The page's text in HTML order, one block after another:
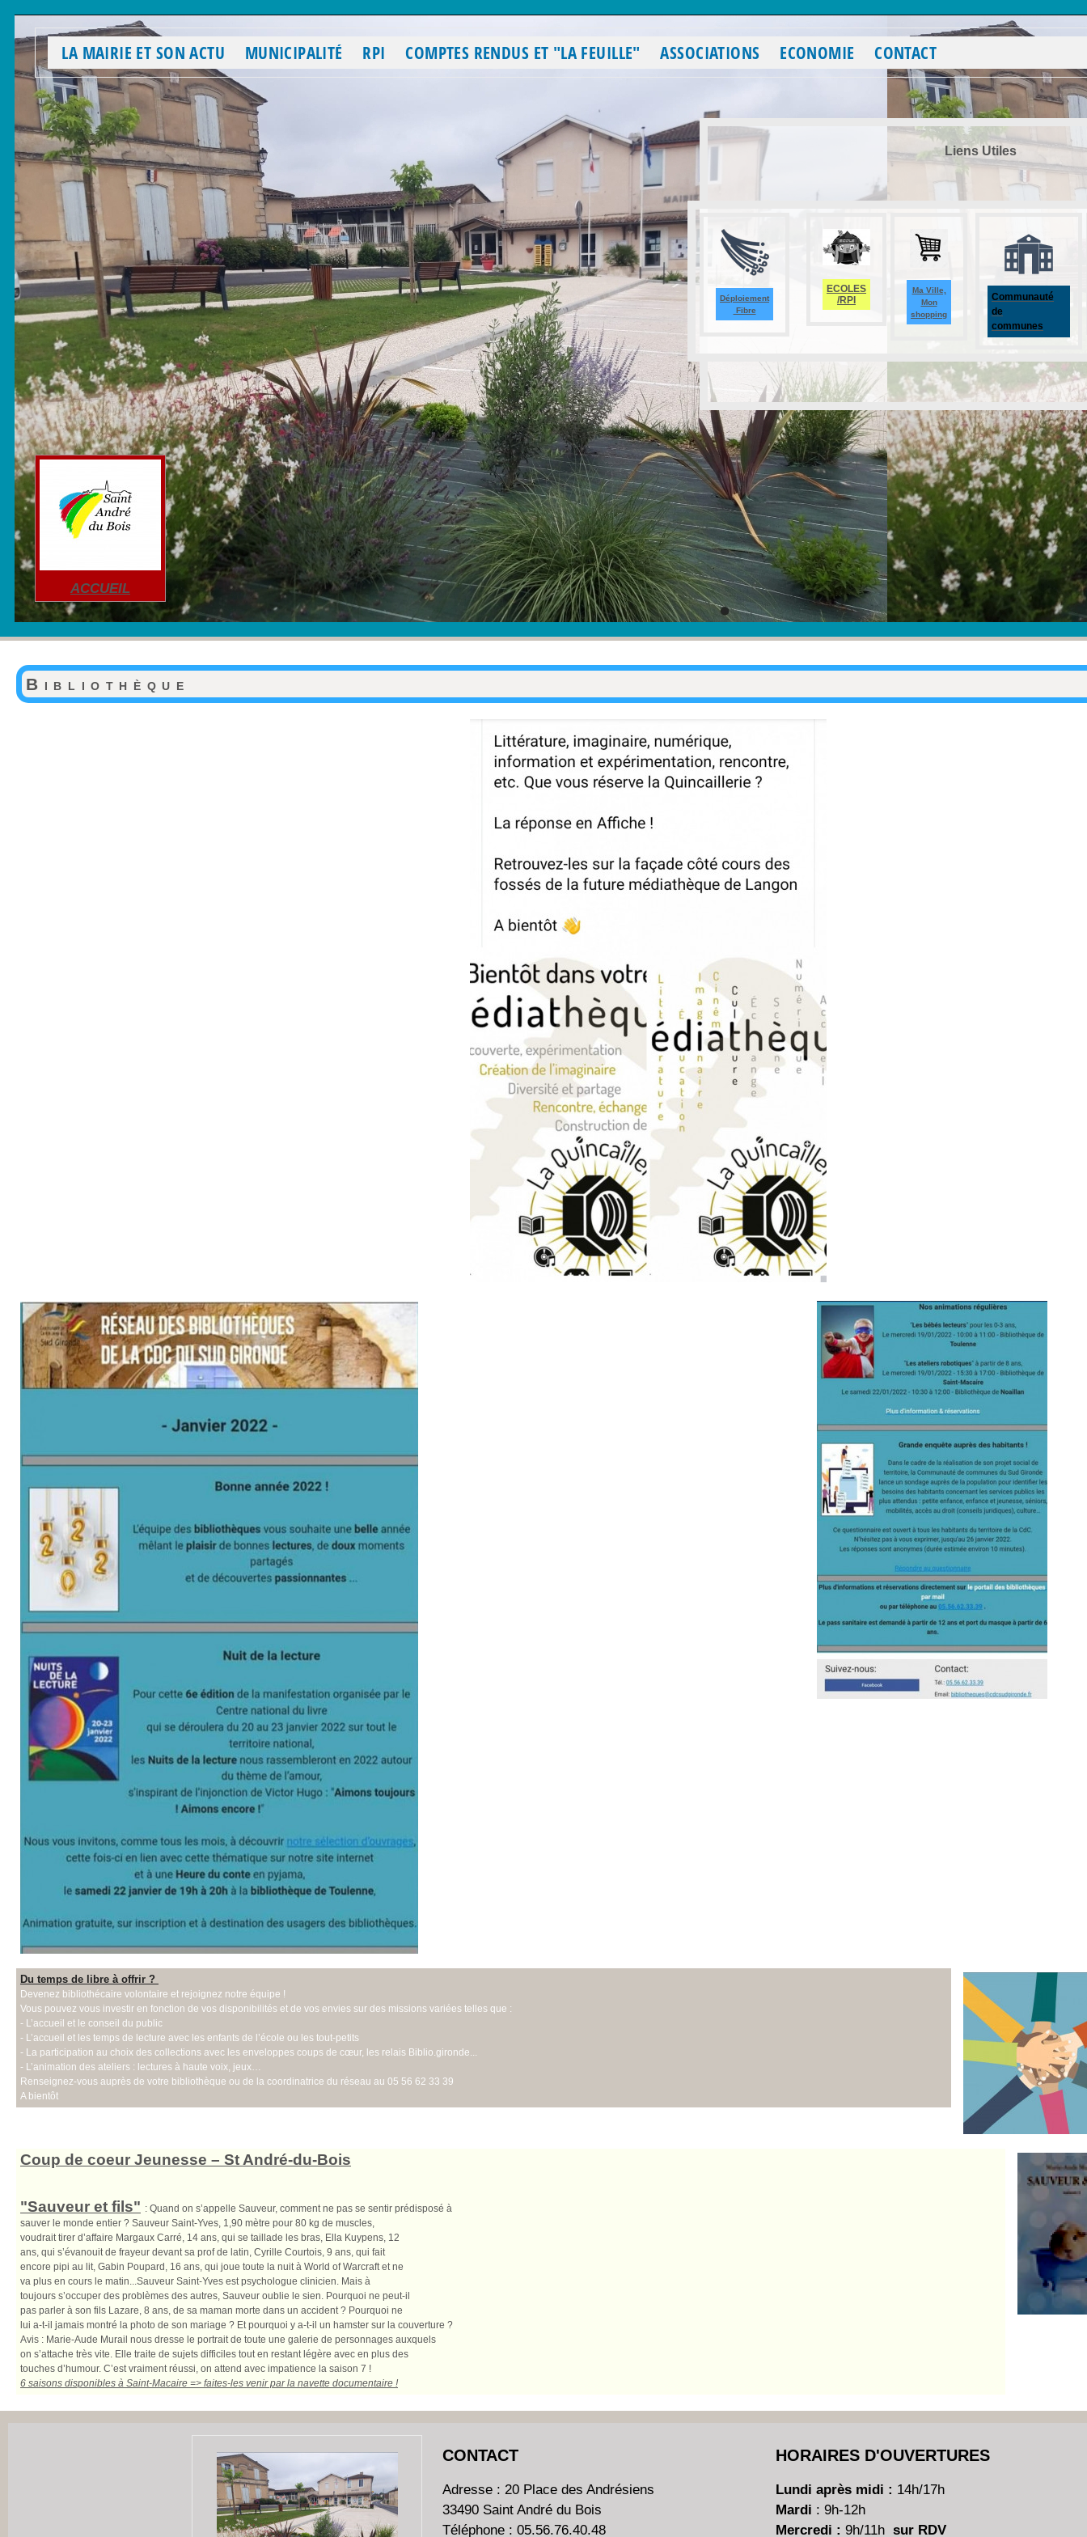
LA MAIRIE ET SON ACTU MUNICIPALITÉ RPI COMPTES RENDUS ET "LA FEUILLE" ASSOCIATIONS ECONOMIE CONTACT
Liens Utiles
Déploiement
Fibre
ECOLES
/RPI
Ma Ville,
Mon
shopping
Communauté
de
communes
ACCUEIL
Bibliothèque
Du temps de libre à offrir ?
Devenez bibliothécaire volontaire et rejoignez notre équipe !
Vous pouvez vous investir en fonction de vos disponibilités et de vos envies sur des missions variées telles que :
- L’accueil et le conseil du public
- L’accueil et les temps de lecture avec les enfants de l’école ou les tout-petits
- La participation au choix des collections avec les enveloppes coups de cœur, les relais Biblio.gironde...
- L’animation des ateliers : lectures à haute voix, jeux…
Renseignez-vous auprès de votre bibliothèque ou de la coordinatrice du réseau au 05 56 62 33 39
A bientôt
Coup de coeur Jeunesse – St André-du-Bois
"Sauveur et fils" : Quand on s’appelle Sauveur, comment ne pas se sentir prédisposé à
sauver le monde entier ? Sauveur Saint-Yves, 1,90 mètre pour 80 kg de muscles,
voudrait tirer d’affaire Margaux Carré, 14 ans, qui se taillade les bras, Ella Kuypens, 12
ans, qui s’évanouit de frayeur devant sa prof de latin, Cyrille Courtois, 9 ans, qui fait
encore pipi au lit, Gabin Poupard, 16 ans, qui joue toute la nuit à World of Warcraft et ne
va plus en cours le matin...Sauveur Saint-Yves est psychologue clinicien. Mais à
toujours s’occuper des problèmes des autres, Sauveur oublie le sien. Pourquoi ne peut-il
pas parler à son fils Lazare, 8 ans, de sa maman morte dans un accident ? Pourquoi ne
lui a-t-il jamais montré la photo de son mariage ? Et pourquoi y a-t-il un hamster sur la couverture ?
Avis : Marie-Aude Murail nous dresse le portrait de toute une galerie de personnages auxquels
on s’attache très vite. Elle traite de sujets difficiles tout en restant légère avec en plus des
touches d’humour. C’est vraiment réussi, on attend avec impatience la saison 7 !
6 saisons disponibles à Saint-Macaire => faites-les venir par la navette documentaire !
CONTACT HORAIRES D'OUVERTURES
Adresse : 20 Place des Andrésiens
33490 Saint André du Bois
Téléphone : 05.56.76.40.48
Lundi après midi : 14h/17h
Mardi : 9h-12h
Mercredi : 9h/11h sur RDV